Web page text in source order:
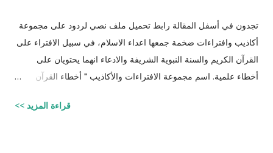
تجدون في أسفل المقالة رابط تحميل ملف نصي لردود على مجموعة
أكاذيب وافتراءات ضخمة جمعها اعداء الاسلام، في سبيل الافتراء على
القرآن الكريم والسنة النبوية الشريفة والادعاء انهما يحتويان على
أخطاء علمية. اسم مجموعة الافتراءات والأكاذيب " أخطاء القرآن
واتبعته بردٍ يليه . راجيًا أن يكون ذلك في ميزان حسناتي ، ولا تنسوني
قراءة المزيد >>